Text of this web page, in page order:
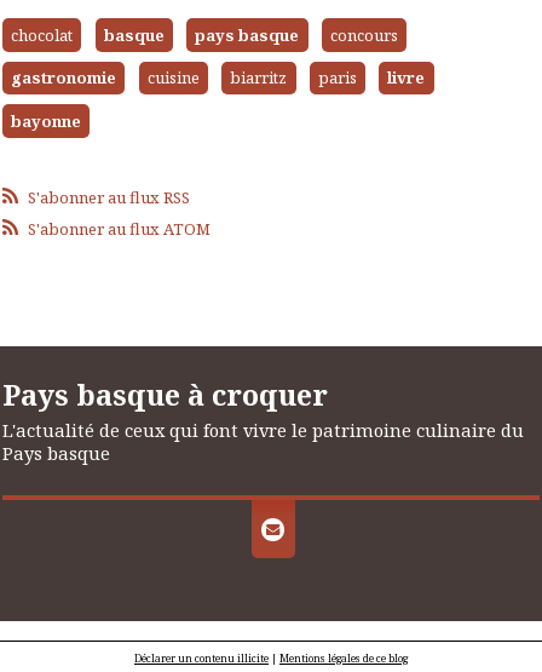
chocolat basque pays basque
concours
gastronomie
cuisine biarritz paris
livre
bayonne
S'abonner au flux RSS
S'abonner au flux ATOM
Pays basque à croquer
L'actualité de ceux qui font vivre le patrimoine culinaire du
Pays basque
Déclarer un contenu illicite Mentions légales de ce blog